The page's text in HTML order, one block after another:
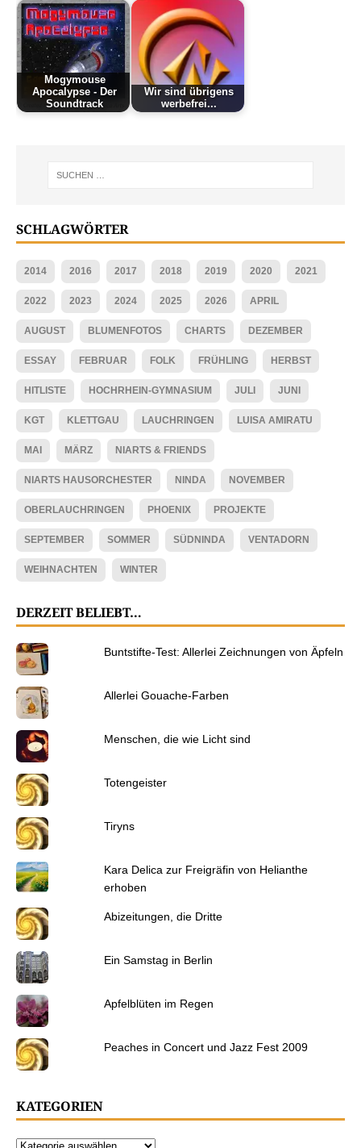
Mogymouse
Apocalypse - Der
Soundtrack
Wir sind übrigens
werbefrei...
SCHLAGWÖRTER
2014 2016 2017 2018 2019 2020 2021
2022 2023 2024 2025 2026 APRIL
AUGUST BLUMENFOTOS CHARTS DEZEMBER
ESSAY FEBRUAR FOLK FRÜHLING HERBST
HITLISTE HOCHRHEIN-GYMNASIUM JULI JUNI
KGT KLETTGAU LAUCHRINGEN LUISA AMIRATU
MAI MÄRZ NIARTS & FRIENDS
NIARTS HAUSORCHESTER NINDA NOVEMBER
OBERLAUCHRINGEN PHOENIX PROJEKTE
SEPTEMBER SOMMER SÜDNINDA VENTADORN
WEIHNACHTEN WINTER
DERZEIT BELIEBT…
Buntstifte-Test: Allerlei Zeichnungen von Äpfeln
Allerlei Gouache-Farben
Menschen, die wie Licht sind
Totengeister
Tiryns
Kara Delica zur Freigräfin von Helianthe
erhoben
Abizeitungen, die Dritte
Ein Samstag in Berlin
Apfelblüten im Regen
Peaches in Concert und Jazz Fest 2009
KATEGORIEN